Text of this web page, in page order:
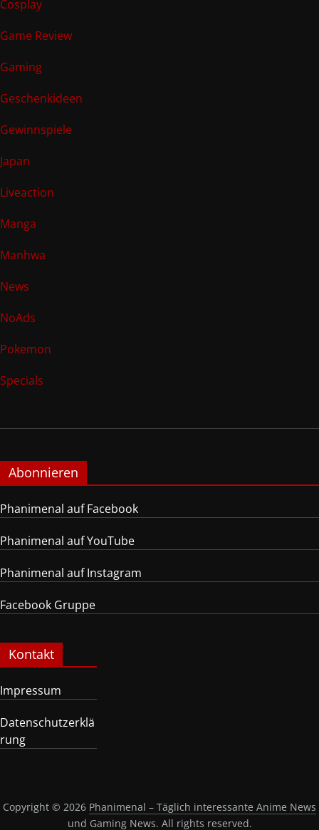
Cosplay
Game Review
Gaming
Geschenkideen
Gewinnspiele
Japan
Liveaction
Manga
Manhwa
News
NoAds
Pokemon
Specials
Abonnieren
Phanimenal auf Facebook
Phanimenal auf YouTube
Phanimenal auf Instagram
Facebook Gruppe
Kontakt
Impressum
Datenschutzerklä
rung
Copyright © 2026 Phanimenal – Täglich interessante Anime News
und Gaming News. All rights reserved.